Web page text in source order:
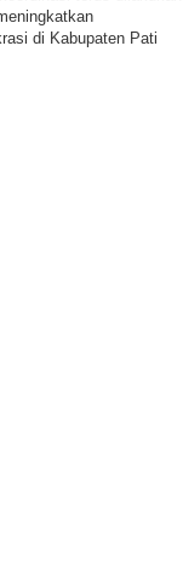
di Kabupaten Pati